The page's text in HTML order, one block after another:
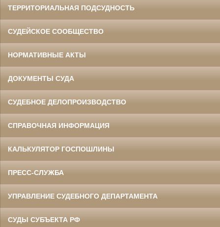
ТЕРРИТОРИАЛЬНАЯ ПОДСУДНОСТЬ
СУДЕЙСКОЕ СООБЩЕСТВО
НОРМАТИВНЫЕ АКТЫ
ДОКУМЕНТЫ СУДА
СУДЕБНОЕ ДЕЛОПРОИЗВОДСТВО
СПРАВОЧНАЯ ИНФОРМАЦИЯ
КАЛЬКУЛЯТОР ГОСПОШЛИНЫ
ПРЕСС-СЛУЖБА
УПРАВЛЕНИЕ СУДЕБНОГО ДЕПАРТАМЕНТА
СУДЫ СУБЪЕКТА РФ